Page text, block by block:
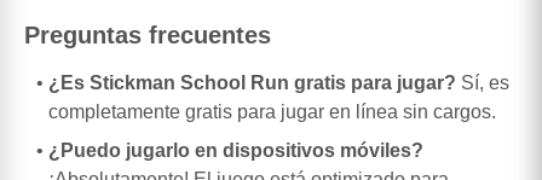
Preguntas frecuentes
¿Es Stickman School Run gratis para jugar? Sí, es
completamente gratis para jugar en línea sin cargos.
¿Puedo jugarlo en dispositivos móviles?